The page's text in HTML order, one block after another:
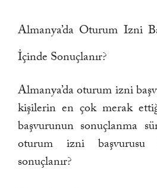
Almanya’da Oturum Izni
İçinde Sonuçlanır?
Almanya’da oturum izni
kişilerin en çok merak
başvurunun sonuçlanma
oturum izni
sonuçlanır?